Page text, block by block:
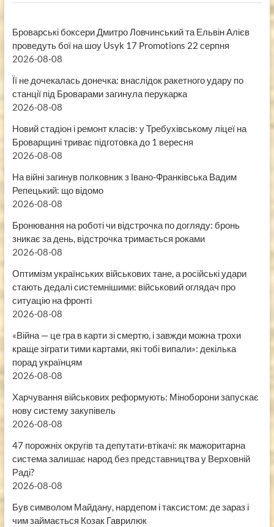
Броварські боксери Дмитро Ловчинський та Ельвін Алієв
проведуть бої на шоу Usyk 17 Promotions 22 серпня
2026-08-08
Її не дочекалась донечка: внаслідок ракетного удару по
станції під Броварами загинула перукарка
2026-08-08
Новий стадіон і ремонт класів: у Требухівському ліцеї на
Броварщині триває підготовка до 1 вересня
2026-08-08
На війні загинув полковник з Івано-Франківська Вадим
Репецький: що відомо
2026-08-08
Бронювання на роботі чи відстрочка по догляду: бронь
зникає за день, відстрочка тримається роками
2026-08-08
Оптимізм українських військових тане, а російські удари
стають дедалі системнішими: військовий оглядач про
ситуацію на фронті
2026-08-08
«Війна — це гра в карти зі смертю, і завжди можна трохи
краще зіграти тими картами, які тобі випали»: декілька
порад українцям
2026-08-08
Харчування військових реформують: Міноборони запускає
нову систему закупівель
2026-08-08
47 порожніх округів та депутати-втікачі: як мажоритарна
система залишає народ без представництва у Верховній
Раді?
2026-08-08
Був символом Майдану, нардепом і таксистом: де зараз і
чим займається Козак Гаврилюк